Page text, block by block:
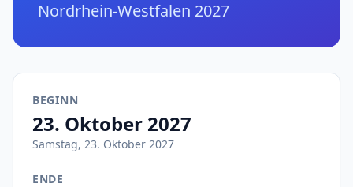
Nordrhein-Westfalen 2027
BEGINN
23. Oktober 2027
Samstag, 23. Oktober 2027
ENDE